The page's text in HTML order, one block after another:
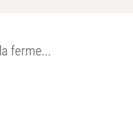
ferme...